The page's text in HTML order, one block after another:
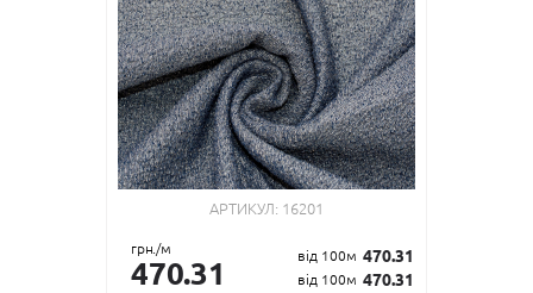
АРТИКУЛ: 16201
грн./м
470.31 від 100м 470.31
від 100м 470.31